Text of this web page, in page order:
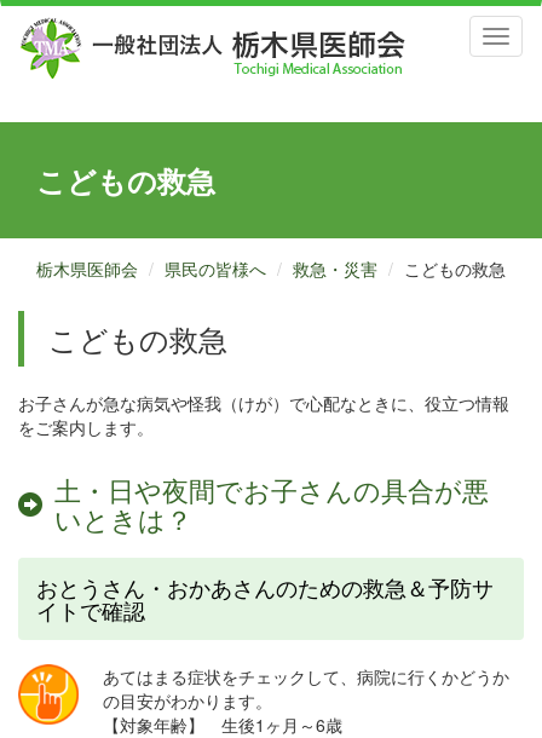
こどもの救急
栃木県医師会 県民の皆様へ 救急・災害 こどもの救急
こどもの救急
お子さんが急な病気や怪我（けが）で心配なときに、役立つ情報
をご案内します。
土・日や夜間でお子さんの具合が悪
いときは？
おとうさん・おかあさんのための救急＆予防サ
イトで確認
あてはまる症状をチェックして、病院に行くかどうか
の目安がわかります。
【対象年齢】 生後1ヶ月～6歳